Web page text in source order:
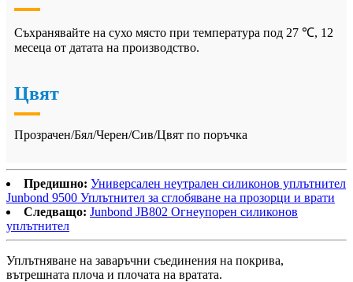
Съхранявайте на сухо място при температура под 27 ℃, 12
месеца от датата на производство.
Цвят
Прозрачен/Бял/Черен/Сив/Цвят по поръчка
Предишно: Универсален неутрален силиконов уплътнител
Junbond 9500 Уплътнител за сглобяване на прозорци и врати
Следващо: Junbond JB802 Огнеупорен силиконов
уплътнител
Уплътняване на заваръчни съединения на покрива,
вътрешната плоча и плочата на вратата.